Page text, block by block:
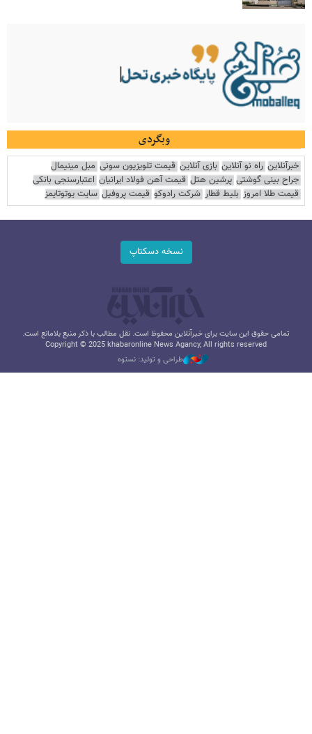
وبگردی
خبرآنلاین راه نو آنلاین بازی آنلاین قیمت تلویزیون سونی مبل مینیمال
جراح بینی گوشتی پرشین هتل قیمت آهن فولاد ایرانیان اعتبارسنجی بانکی
قیمت طلا امروز بلیط قطار شرکت رادوکو قیمت پروفیل سایت یوتوتایمز
نسخه دسکتاپ
تمامی حقوق این سایت برای خبرآنلاین محفوظ است. نقل مطالب با ذکر منبع بلامانع است.
Copyright © 2025 khabaronline News Agancy, All rights reserved
طراحی و تولید: نستوه